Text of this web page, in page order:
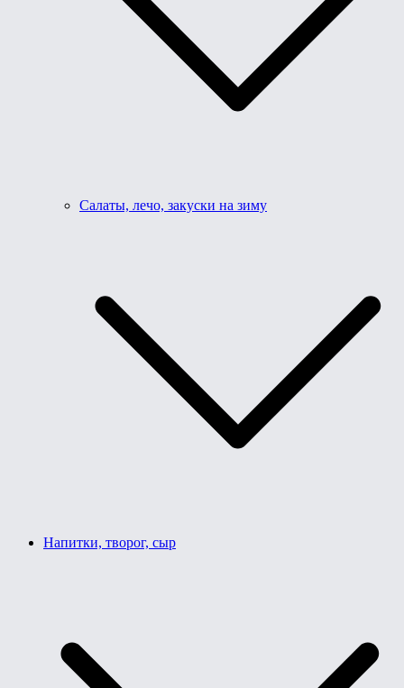
Салаты, лечо, закуски на зиму
Напитки, творог, сыр